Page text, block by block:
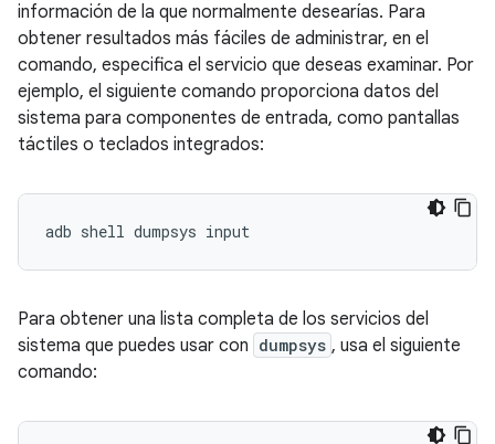
información de la que normalmente desearías. Para
obtener resultados más fáciles de administrar, en el
comando, especifica el servicio que deseas examinar. Por
ejemplo, el siguiente comando proporciona datos del
sistema para componentes de entrada, como pantallas
táctiles o teclados integrados:
Para obtener una lista completa de los servicios del
sistema que puedes usar con dumpsys , usa el siguiente
comando: